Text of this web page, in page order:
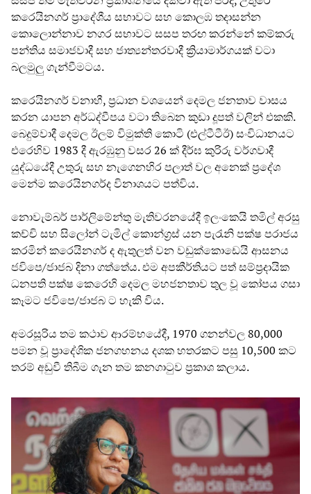
කරෙයිනගර් ප්‍රාදේශීය සභාවට සහ කොලඹ තදාසන්න
කොලොන්නාව නගර සභාවට සසප තරඟ කරන්නේ කම්කරු
පන්තිය සමාජවාදී සහ ජාත්‍යන්තරවාදී ක්‍රියාමාර්ගයක් වටා
බලමුලු ගැන්වීමටය.
කරෙයිනගර් වනාහී, ප්‍රධාන වශයෙන් දෙමල ජනතාව වාසය
කරන යාපන අර්ධද්වීපය වටා තිබෙන කුඩා දූපත් වලින් එකකි.
බෙදුම්වාදී දෙමල ඊලම් විමුක්ති කොටි (එල්ටීටීඊ) සංවිධානයට
එරෙහිව 1983 දී ඇරඹුනු වසර 26 ක් දීර්ඝ කුරිරු වර්ගවාදී
යුද්ධයේදී උතුරු සහ නැගෙනහිර පලාත් වල අනෙක් ප්‍රදේශ
මෙන්ම කරෙයිනගර්ද විනාශයට පත්විය.
නොවැම්බර් පාර්ලිමේන්තු මැතිවරනයේදී ඉලංකෙයි තමිල් අරසු
කච්චි සහ සිලෝන් ටැමිල් කොන්ග්‍රස් යන පැරැනි පක්ෂ පරාජය
කරමින් කරෙයිනගර් ද ඇතුලත් වන වඩුක්කොඩෙයි ආසනය
ජවිපෙ/ජාජබ දිනා ගත්තේය. එම අපකීර්තියට පත් සම්ප්‍රදායික
ධනපති පක්ෂ කෙරෙහි දෙමල මහජනතාව තුල වූ කෝපය ගසා
කෑමට ජවිපෙ/ජාජබ ට හැකි විය.
අමරසූරිය තම කථාව ආරම්භයේදී, 1970 ගනන්වල 80,000
පමන වූ ප්‍රාදේශික ජනගහනය දශක හතරකට පසු 10,500 කට
තරම් අඩුවී තිබීම ගැන තම කනගාටුව ප්‍රකාශ කලාය.